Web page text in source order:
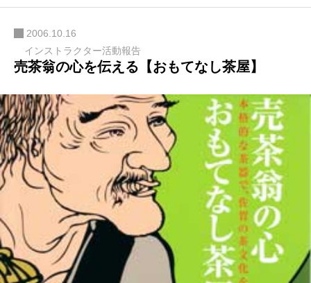
2006.10.16
インストラクター活動報告
売茶翁の心を伝える【おもてなし茶屋】